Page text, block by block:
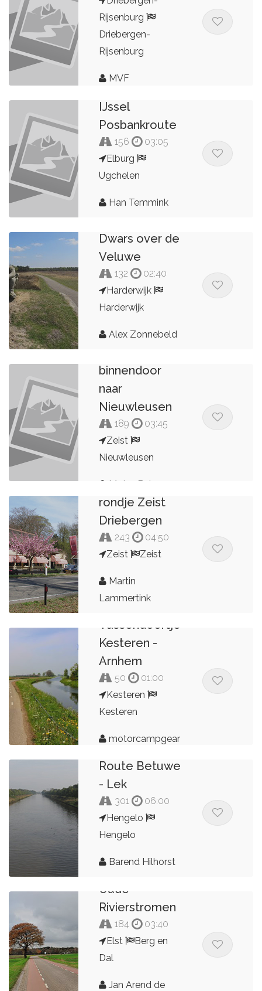
Rijsenburg
Driebergen-
Rijsenburg
MVF
IJssel
Posbankroute
156
03:05
Elburg
Ugchelen
Han Temmink
Dwars over de
Veluwe
132
02:40
Harderwijk
Harderwijk
Alex Zonnebeld
binnendoor
naar
Nieuwleusen
189
03:45
Zeist
Nieuwleusen
Motor Babes
rondje Zeist
Driebergen
243
04:50
Zeist
Zeist
Martin
Lammertink
Tussendoortje
Kesteren -
Arnhem
50
01:00
Kesteren
Kesteren
motorcampgear
Route Betuwe
- Lek
301
06:00
Hengelo
Hengelo
Barend Hilhorst
Oude
Rivierstromen
184
03:40
Elst
Berg en
Dal
Jan Arend de